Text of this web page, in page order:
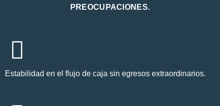
PREOCUPACIONES.
Estabilidad en el flujo de caja sin egresos extraordinarios.